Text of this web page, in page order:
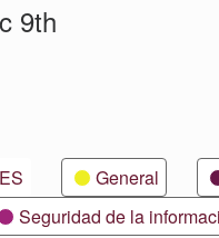
9th
General
Seguridad de la